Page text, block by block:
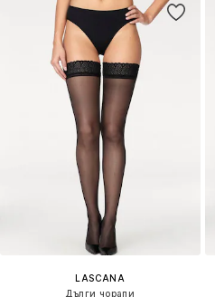
LASCANA
Дълги чорапи